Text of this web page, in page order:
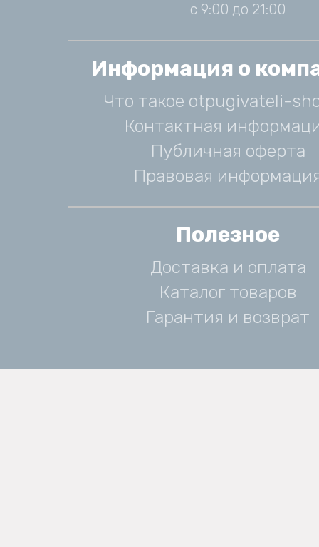
с 9:00 до 21:00
Информация о
Что такое otpugivateli-
Контактная
Публичная оферта
Правовая
Полезное
Доставка и оплата
Каталог товаров
Гарантия и возврат